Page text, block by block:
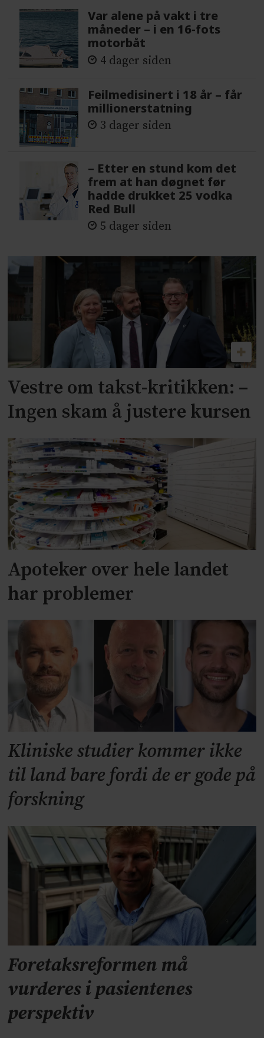
Var alene på vakt i tre
måneder – i en 16-fots
motorbåt
4 dager siden
Feilmedisinert i 18 år – får
millionerstatning
3 dager siden
– Etter en stund kom det
frem at han døgnet før
hadde drukket 25 vodka
Red Bull
5 dager siden
Vestre om takst-kritikken: –
Ingen skam å justere kursen
Apoteker over hele landet
har problemer
Kliniske studier kommer ikke
til land bare fordi de er gode på
forskning
Foretaksreformen må
vurderes i pasientenes
perspektiv